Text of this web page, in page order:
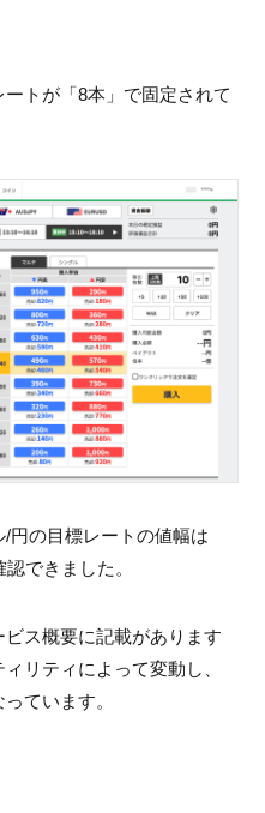
ートが「8本」で固定されて
円の目標レートの値幅は
できました。
ビス概要に記載があります
リティによって変動し、
ています。